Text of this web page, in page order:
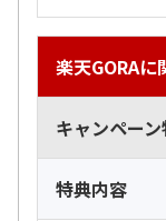
楽天GORAに
キャンペー
特典内容